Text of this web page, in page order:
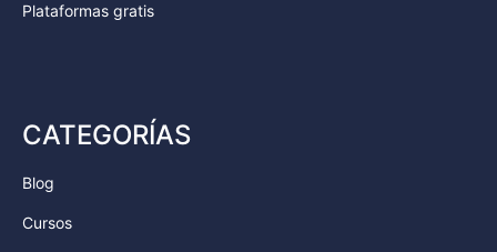
Plataformas gratis
CATEGORÍAS
Blog
Cursos